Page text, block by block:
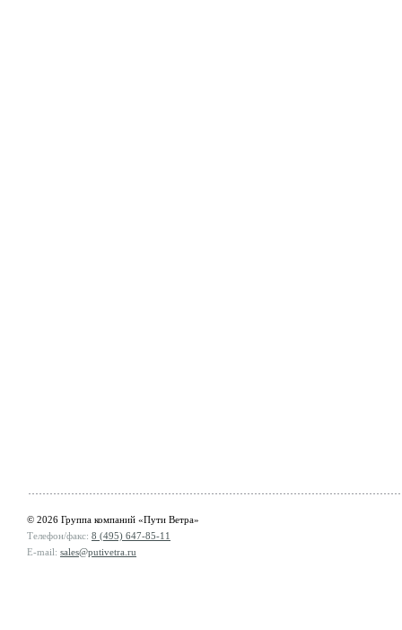
© 2026 Группа компаний «Пути Ветра»
Телефон/факс: 8 (495) 647-85-11
E-mail: sales@putivetra.ru